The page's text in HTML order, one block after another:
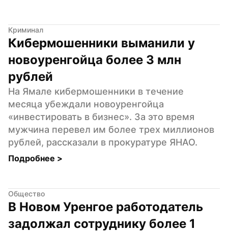
Криминал
Кибермошенники выманили у
новоуренгойца более 3 млн
рублей
На Ямале кибермошенники в течение
месяца убеждали новоуренгойца
«инвестировать в бизнес». За это время
мужчина перевел им более трех миллионов
рублей, рассказали в прокуратуре ЯНАО.
Подробнее >
Общество
В Новом Уренгое работодатель
задолжал сотруднику более 1